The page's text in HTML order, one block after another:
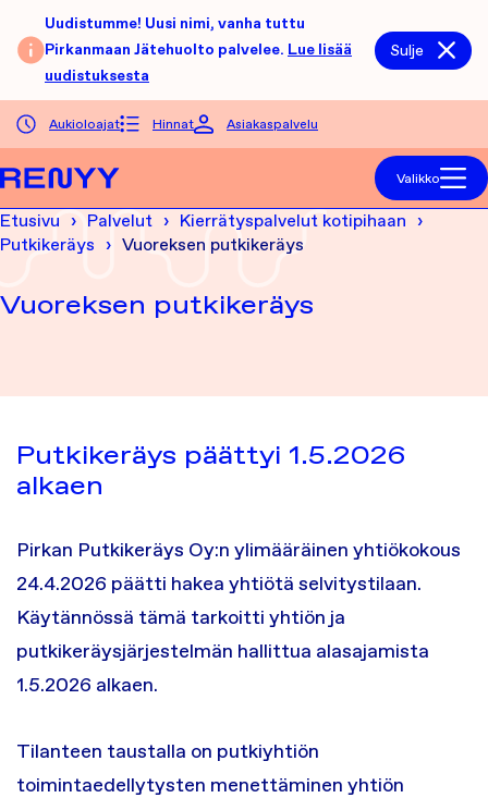
Siirry sisältöön
Uudistumme! Uusi nimi, vanha tuttu
Pirkanmaan Jätehuolto palvelee. Lue lisää
uudistuksesta
Sulje
Aukioloajat Hinnat Asiakaspalvelu
Valikko
Etusivu Palvelut
Kierrätyspalvelut kotipihaan
Putkikeräys
Vuoreksen putkikeräys
Vuoreksen putkikeräys
Putkikeräys päättyi 1.5.2026
alkaen
Pirkan Putkikeräys Oy:n ylimääräinen yhtiökokous
24.4.2026 päätti hakea yhtiötä selvitystilaan.
Käytännössä tämä tarkoitti yhtiön ja
putkikeräysjärjestelmän hallittua alasajamista
1.5.2026 alkaen.
Tilanteen taustalla on putkiyhtiön
toimintaedellytysten menettäminen yhtiön